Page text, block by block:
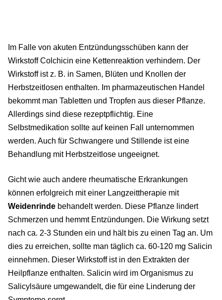
Im Falle von akuten Entzündungsschüben kann der
Wirkstoff Colchicin eine Kettenreaktion verhindern. Der
Wirkstoff ist z. B. in Samen, Blüten und Knollen der
Herbstzeitlosen enthalten. Im pharmazeutischen Handel
bekommt man Tabletten und Tropfen aus dieser Pflanze.
Allerdings sind diese rezeptpflichtig. Eine
Selbstmedikation sollte auf keinen Fall unternommen
werden. Auch für Schwangere und Stillende ist eine
Behandlung mit Herbstzeitlose ungeeignet.
Gicht wie auch andere rheumatische Erkrankungen
können erfolgreich mit einer Langzeittherapie mit
Weidenrinde behandelt werden. Diese Pflanze lindert
Schmerzen und hemmt Entzündungen. Die Wirkung setzt
nach ca. 2-3 Stunden ein und hält bis zu einen Tag an. Um
dies zu erreichen, sollte man täglich ca. 60-120 mg Salicin
einnehmen. Dieser Wirkstoff ist in den Extrakten der
Heilpflanze enthalten. Salicin wird im Organismus zu
Salicylsäure umgewandelt, die für eine Linderung der